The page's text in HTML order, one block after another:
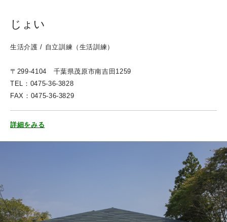
じょい
生活介護 / 自立訓練（生活訓練）
〒299-4104 千葉県茂原市南吉田1259
TEL：0475-36-3828
FAX：0475-36-3829
詳細をみる